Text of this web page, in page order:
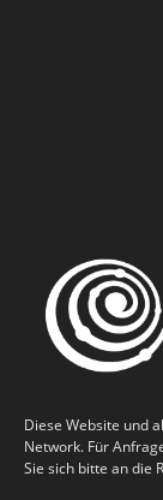
Diese Website und
Network. Für
Sie sich bitte an die